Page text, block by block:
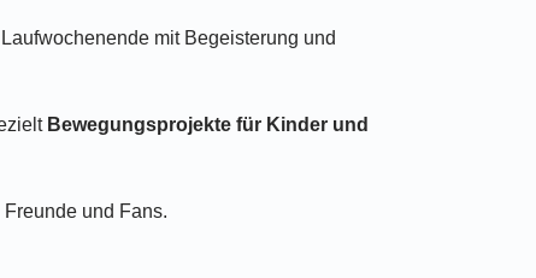
mit Begeisterung und
Bewegungsprojekte für Kinder und
und Fans.